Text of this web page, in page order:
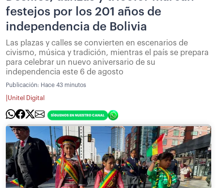
festejos por los 201 años de
independencia de Bolivia
Las plazas y calles se convierten en escenarios de
civismo, música y tradición, mientras el país se prepara
para celebrar un nuevo aniversario de su
independencia este 6 de agosto
Publicación: Hace 43 minutos
Unitel Digital